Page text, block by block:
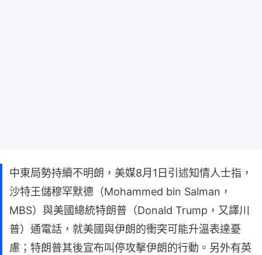
中東局勢持續不明朗，美媒8月1日引述知情人士指，
沙特王儲穆罕默德（Mohammed bin Salman，
MBS）與美國總統特朗普（Donald Trump，又譯川
普）通電話，就美國與伊朗的衝突可能升溫表達憂
慮；特朗普其後宣布叫停攻擊伊朗的行動。另外有英